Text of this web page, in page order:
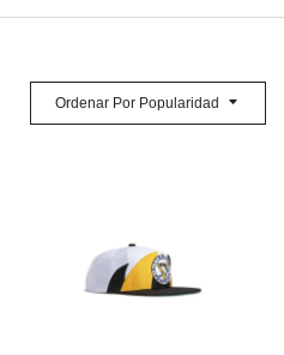
Ordenar Por Popularidad